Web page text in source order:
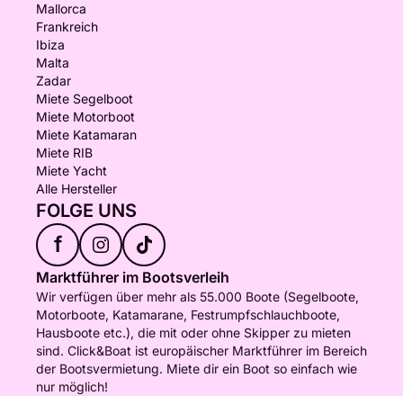
Mallorca
Frankreich
Ibiza
Malta
Zadar
Miete Segelboot
Miete Motorboot
Miete Katamaran
Miete RIB
Miete Yacht
Alle Hersteller
FOLGE UNS
f
Marktführer im Bootsverleih
Wir verfügen über mehr als 55.000 Boote (Segelboote,
Motorboote, Katamarane, Festrumpfschlauchboote,
Hausboote etc.), die mit oder ohne Skipper zu mieten
sind. Click&Boat ist europäischer Marktführer im Bereich
der Bootsvermietung. Miete dir ein Boot so einfach wie
nur möglich!